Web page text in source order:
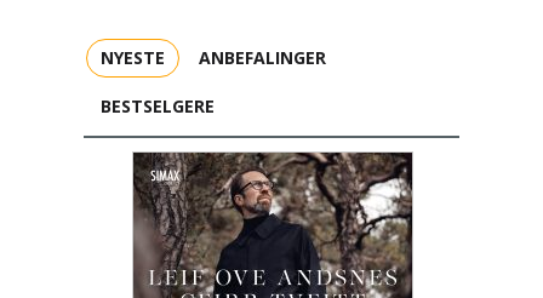
NYESTE ANBEFALINGER
BESTSELGERE